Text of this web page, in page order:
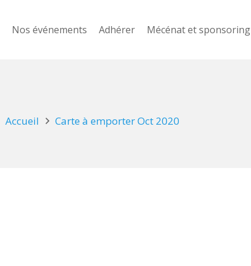
Nos événements Adhérer Mécénat et sponsoring
Accueil
Carte à emporter Oct 2020